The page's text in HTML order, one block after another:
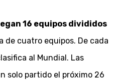
16 equipos divididos
de cuatro equipos. De cada
al Mundial. Las
solo partido el próximo 26